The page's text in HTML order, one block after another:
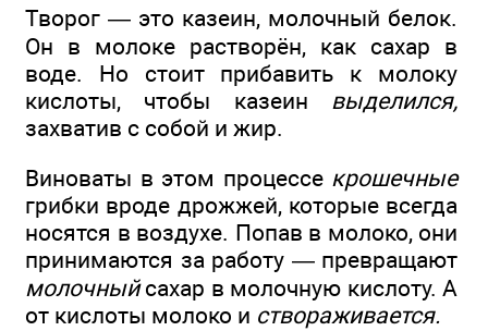
Творог — это казеин, молочный белок.
Он в молоке растворён, как сахар в
воде. Но стоит прибавить к молоку
кислоты, чтобы казеин выделился,
захватив с собой и жир.
Виноваты в этом процессе крошечные
грибки вроде дрожжей, которые всегда
носятся в воздухе. Попав в молоко, они
принимаются за работу — превращают
молочныйсахар в молочную кислоту. А
от кислоты молоко и створаживается.